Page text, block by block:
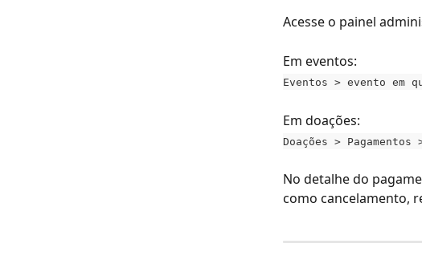
Acesse o painel
Em eventos:
Eventos > evento em
Em doações:
Doações >
No detalhe do
como cancelamento,